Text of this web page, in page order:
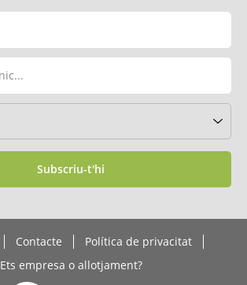
Subscriu-t'hi
Contacte
Política de privacitat
Ets empresa o allotjament?